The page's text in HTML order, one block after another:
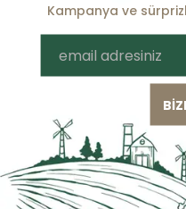
Kampanya ve